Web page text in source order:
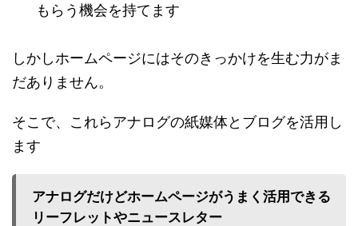
もらう機会を持てます
しかしホームページにはそのきっかけを生む力がま
だありません。
そこで、これらアナログの紙媒体とブログを活用し
ます
アナログだけどホームページがうまく活用できる
リーフレットやニュースレター